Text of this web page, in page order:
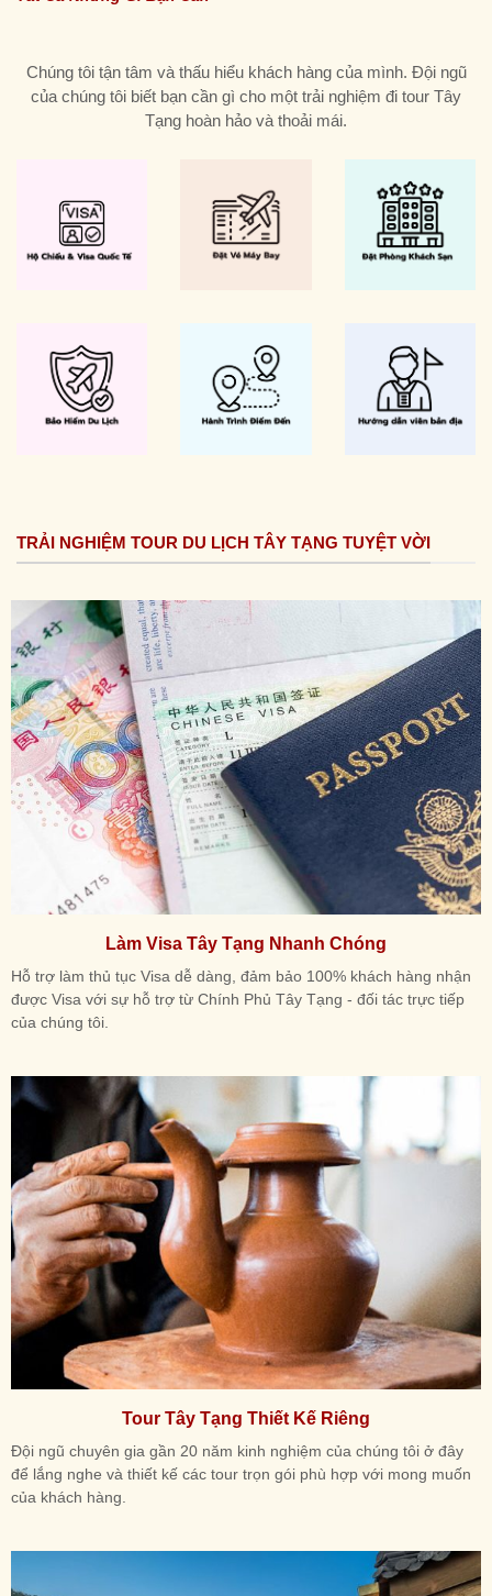
Chúng tôi tận tâm và thấu hiểu khách hàng của mình. Đội ngũ
của chúng tôi biết bạn cần gì cho một trải nghiệm đi tour Tây
Tạng hoàn hảo và thoải mái.
TRẢI NGHIỆM TOUR DU LỊCH TÂY TẠNG TUYỆT VỜI
Làm Visa Tây Tạng Nhanh Chóng
Hỗ trợ làm thủ tục Visa dễ dàng, đảm bảo 100% khách hàng nhận
được Visa với sự hỗ trợ từ Chính Phủ Tây Tạng - đối tác trực tiếp
của chúng tôi.
Tour Tây Tạng Thiết Kế Riêng
Đội ngũ chuyên gia gần 20 năm kinh nghiệm của chúng tôi ở đây
để lắng nghe và thiết kế các tour trọn gói phù hợp với mong muốn
của khách hàng.